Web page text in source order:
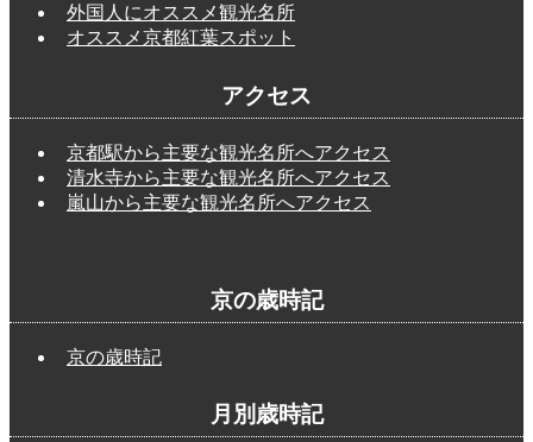
外国人にオススメ観光名所
オススメ京都紅葉スポット
アクセス
京都駅から主要な観光名所へアクセス
清水寺から主要な観光名所へアクセス
嵐山から主要な観光名所へアクセス
京の歳時記
京の歳時記
月別歳時記